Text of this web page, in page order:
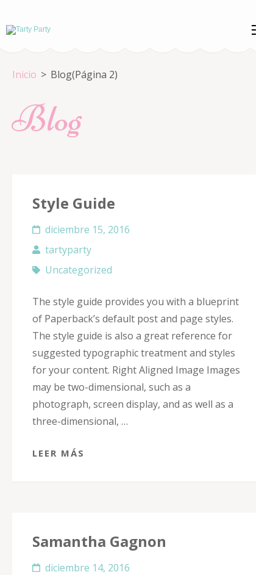
al
Intro)
Inicio > Blog(Página 2)
Blog
Style Guide
diciembre 15, 2016
tartyparty
Uncategorized
The style guide provides you with a blueprint
of Paperback’s default post and page styles.
The style guide is also a great reference for
suggested typographic treatment and styles
for your content. Right Aligned Image Images
may be two-dimensional, such as a
photograph, screen display, and as well as a
three-dimensional, …
LEER MÁS
Samantha Gagnon
diciembre 14, 2016